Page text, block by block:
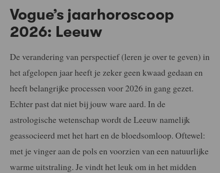
Vogue’s jaarhoroscoop
2026: Leeuw
De verandering van perspectief (leren je over te geven) in
het afgelopen jaar heeft je zeker geen kwaad gedaan en
heeft belangrijke processen voor 2026 in gang gezet.
Echter past dat niet bij jouw ware aard. In de
astrologische wetenschap wordt de Leeuw namelijk
geassocieerd met het hart en de bloedsomloop. Oftewel:
met je vinger aan de pols en voorzien van een natuurlijke
warme uitstraling. Je vindt het leuk om in het midden